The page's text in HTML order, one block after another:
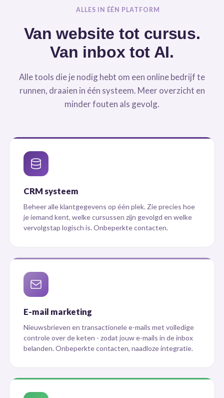
ALLES IN ÉÉN PLATFORM
Van website tot cursus.
Van inbox tot AI.
Alle tools die je nodig hebt om een online bedrijf te
runnen, draaien in één systeem. Meer overzicht en
minder fouten als gevolg.
CRM systeem
Beheer alle klantgegevens op één plek. Zie precies hoe
je iemand kent, welke cursussen zijn gevolgd en welke
vervolgstap logisch is. Onbeperkte contacten.
E-mail marketing
Nieuwsbrieven en transactionele e-mails met volledige
controle over de keten - zodat jouw e-mails in de inbox
belanden. Onbeperkte contacten, naadloze integratie.